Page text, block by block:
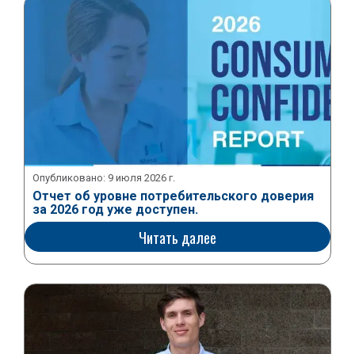
Опубликовано: 9 июля 2026 г.
Отчет об уровне потребительского доверия
за 2026 год уже доступен.
Читать далее